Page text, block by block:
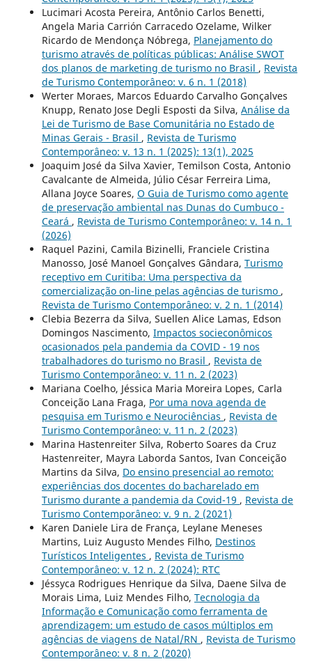
Lucimari Acosta Pereira, Antônio Carlos Benetti,
Angela Maria Carrión Carracedo Ozelame, Wilker
Ricardo de Mendonça Nóbrega, Planejamento do
turismo através de políticas públicas: Análise SWOT
dos planos de marketing de turismo no Brasil , Revista
de Turismo Contemporâneo: v. 6 n. 1 (2018)
Werter Moraes, Marcos Eduardo Carvalho Gonçalves
Knupp, Renato Jose Degli Esposti da Silva, Análise da
Lei de Turismo de Base Comunitária no Estado de
Minas Gerais - Brasil , Revista de Turismo
Contemporâneo: v. 13 n. 1 (2025): 13(1), 2025
Joaquim José da Silva Xavier, Temilson Costa, Antonio
Cavalcante de Almeida, Júlio César Ferreira Lima,
Allana Joyce Soares, O Guia de Turismo como agente
de preservação ambiental nas Dunas do Cumbuco -
Ceará , Revista de Turismo Contemporâneo: v. 14 n. 1
(2026)
Raquel Pazini, Camila Bizinelli, Franciele Cristina
Manosso, José Manoel Gonçalves Gândara, Turismo
receptivo em Curitiba: Uma perspectiva da
comercialização on-line pelas agências de turismo ,
Revista de Turismo Contemporâneo: v. 2 n. 1 (2014)
Clebia Bezerra da Silva, Suellen Alice Lamas, Edson
Domingos Nascimento, Impactos socieconômicos
ocasionados pela pandemia da COVID - 19 nos
trabalhadores do turismo no Brasil , Revista de
Turismo Contemporâneo: v. 11 n. 2 (2023)
Mariana Coelho, Jéssica Maria Moreira Lopes, Carla
Conceição Lana Fraga, Por uma nova agenda de
pesquisa em Turismo e Neurociências , Revista de
Turismo Contemporâneo: v. 11 n. 2 (2023)
Marina Hastenreiter Silva, Roberto Soares da Cruz
Hastenreiter, Mayra Laborda Santos, Ivan Conceição
Martins da Silva, Do ensino presencial ao remoto:
experiências dos docentes do bacharelado em
Turismo durante a pandemia da Covid-19 , Revista de
Turismo Contemporâneo: v. 9 n. 2 (2021)
Karen Daniele Lira de França, Leylane Meneses
Martins, Luiz Augusto Mendes Filho, Destinos
Turísticos Inteligentes , Revista de Turismo
Contemporâneo: v. 12 n. 2 (2024): RTC
Jéssyca Rodrigues Henrique da Silva, Daene Silva de
Morais Lima, Luiz Mendes Filho, Tecnologia da
Informação e Comunicação como ferramenta de
aprendizagem: um estudo de casos múltiplos em
agências de viagens de Natal/RN , Revista de Turismo
Contemporâneo: v. 8 n. 2 (2020)